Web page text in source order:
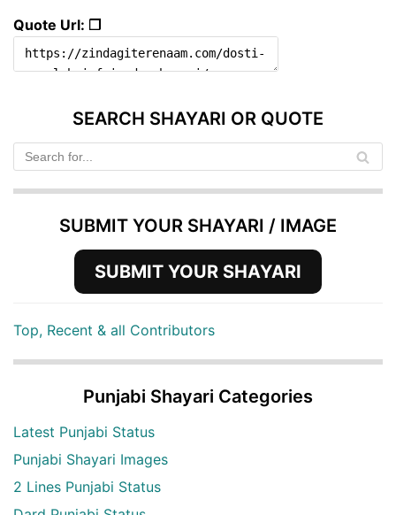
Quote Url: ❐
SEARCH SHAYARI OR QUOTE
SUBMIT YOUR SHAYARI / IMAGE
SUBMIT YOUR SHAYARI
Top, Recent & all Contributors
Punjabi Shayari Categories
Latest Punjabi Status
Punjabi Shayari Images
2 Lines Punjabi Status